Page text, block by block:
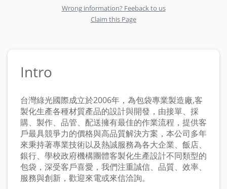
Wrong information? Feeback to us
Claim this Page
Intro
台灣綠光國際成立於2006年，為包袋專業製造廠,客
製化生產各種材質產品的設計與開發，由接單、採
購、製作、品管、配送擁有最佳的作業流程，提供客
戶最具競爭力的價格與高品質解決方案，本公司多年
來秉持著專業技術以及熱誠服務為各大企業、飯店、
銀行、學校政府機構團體客製化生產設計不同類型的
包袋，深受客戶喜愛，我們注重誠信、品質、效率、
服務與創新，歡迎來電或來信洽詢。